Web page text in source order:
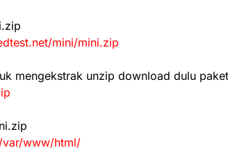
mini/mini.zip
mengekstrak unzip download dulu
www/html/